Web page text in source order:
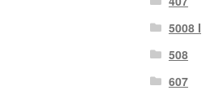
5008 I
508
607